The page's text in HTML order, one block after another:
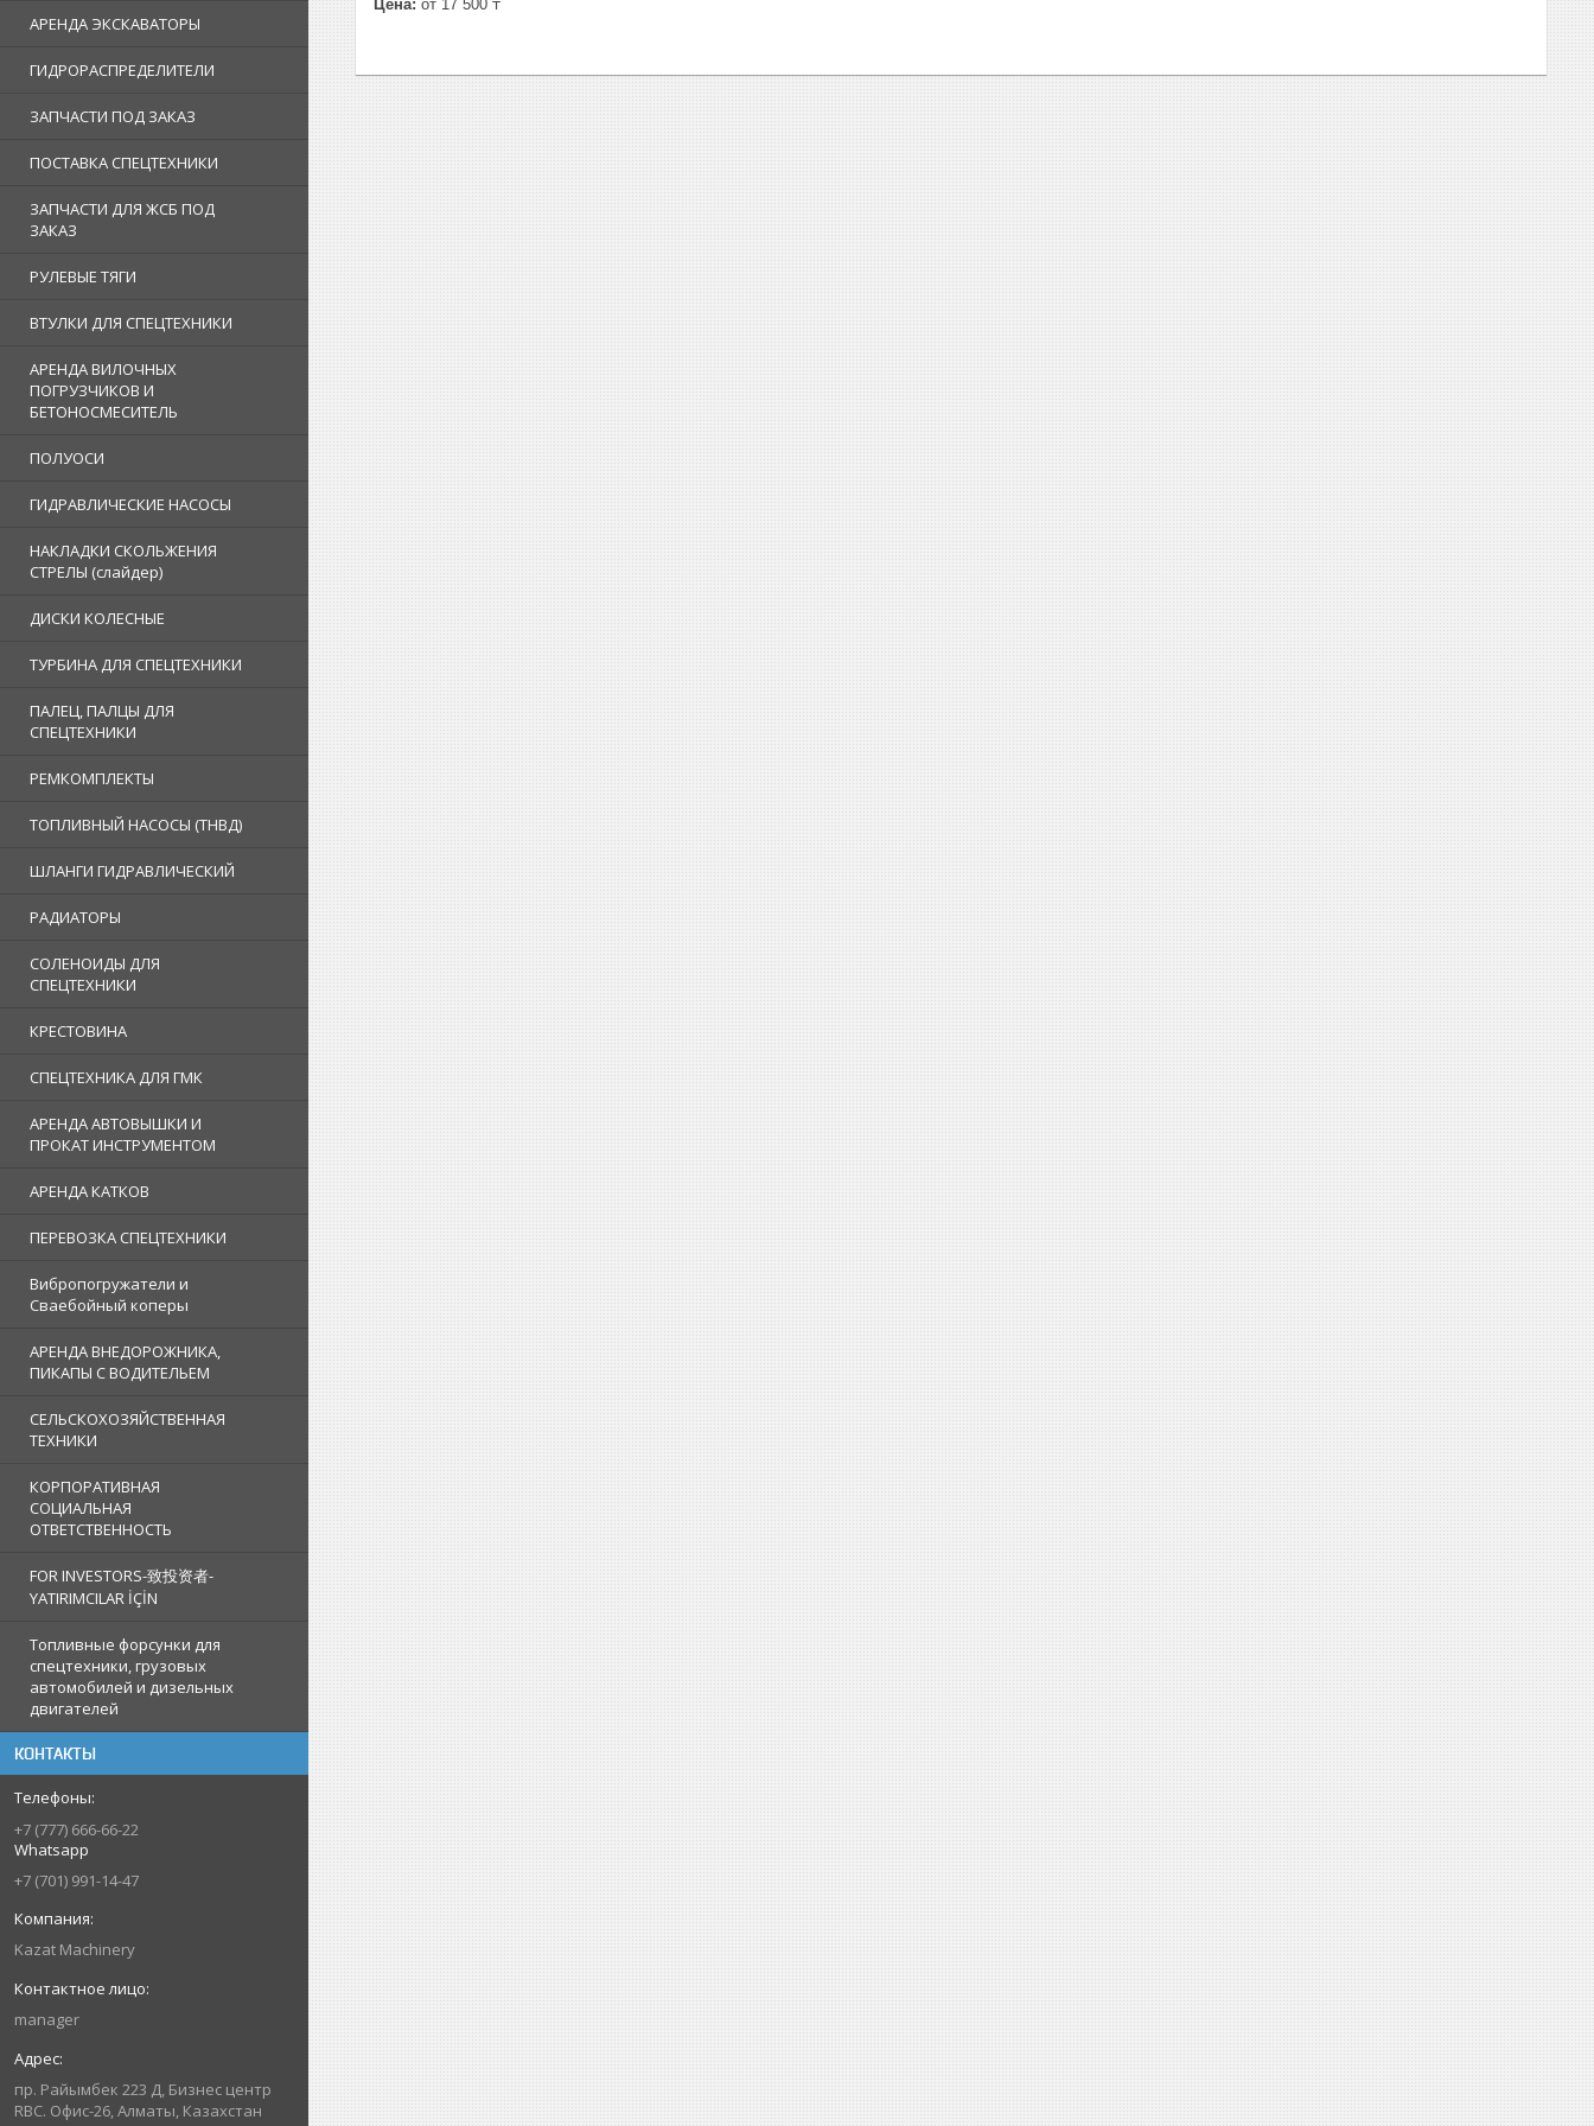
АРЕНДА ЭКСКАВАТОРЫ
ГИДРОРАСПРЕДЕЛИТЕЛИ
ЗАПЧАСТИ ПОД ЗАКАЗ
ПОСТАВКА СПЕЦТЕХНИКИ
ЗАПЧАСТИ ДЛЯ ЖСБ ПОД
ЗАКАЗ
РУЛЕВЫЕ ТЯГИ
ВТУЛКИ ДЛЯ СПЕЦТЕХНИКИ
АРЕНДА ВИЛОЧНЫХ
ПОГРУЗЧИКОВ И
БЕТОНОСМЕСИТЕЛЬ
ПОЛУОСИ
ГИДРАВЛИЧЕСКИЕ НАСОСЫ
НАКЛАДКИ СКОЛЬЖЕНИЯ
СТРЕЛЫ (слайдер)
ДИСКИ КОЛЕСНЫЕ
ТУРБИНА ДЛЯ СПЕЦТЕХНИКИ
ПАЛЕЦ, ПАЛЦЫ ДЛЯ
СПЕЦТЕХНИКИ
РЕМКОМПЛЕКТЫ
ТОПЛИВНЫЙ НАСОСЫ (ТНВД)
ШЛАНГИ ГИДРАВЛИЧЕСКИЙ
РАДИАТОРЫ
СОЛЕНОИДЫ ДЛЯ
СПЕЦТЕХНИКИ
КРЕСТОВИНА
СПЕЦТЕХНИКА ДЛЯ ГМК
АРЕНДА АВТОВЫШКИ И
ПРОКАТ ИНСТРУМЕНТОМ
АРЕНДА КАТКОВ
ПЕРЕВОЗКА СПЕЦТЕХНИКИ
Вибропогружатели и
Сваебойный коперы
АРЕНДА ВНЕДОРОЖНИКА,
ПИКАПЫ С ВОДИТЕЛЬЕМ
СЕЛЬСКОХОЗЯЙСТВЕННАЯ
ТЕХНИКИ
КОРПОРАТИВНАЯ
СОЦИАЛЬНАЯ
ОТВЕТСТВЕННОСТЬ
FOR INVESTORS-致投资者-
YATIRIMCILAR İÇİN
Топливные форсунки для
спецтехники, грузовых
автомобилей и дизельных
двигателей
КОНТАКТЫ
+7 (777) 666-66-22
Whatsapp
+7 (701) 991-14-47
Kazat Machinery
manager
пр. Райымбек 223 Д, Бизнес центр
RBC. Офис-26, Алматы, Казахстан
Цена: от 17 500 ₸